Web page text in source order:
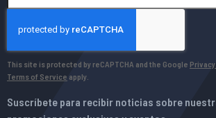
This site is protected by reCAPTCHA and the Google
Terms of Service apply.
Suscríbete para recibir noticias sobre